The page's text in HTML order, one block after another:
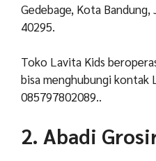
Gedebage, Kota Bandung,
40295.
Toko Lavita Kids
bisa menghubungi kontak
085797802089..
2. Abadi